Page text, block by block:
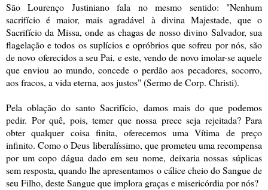
São Lourenço Justiniano fala no mesmo sentido: "Nenhum
sacrifício é maior, mais agradável à divina Majestade, que o
Sacrifício da Missa, onde as chagas de nosso divino Salvador, sua
flagelação e todos os suplícios e opróbrios que sofreu por nós, são
de novo oferecidos a seu Pai, e este, vendo de novo imolar-se aquele
que enviou ao mundo, concede o perdão aos pecadores, socorro,
aos fracos, a vida eterna, aos justos" (Sermo de Corp. Christi).
Pela oblação do santo Sacrifício, damos mais do que podemos
pedir. Por quê, pois, temer que nossa prece seja rejeitada? Para
obter qualquer coisa finita, oferecemos uma Vítima de preço
infinito. Como o Deus liberalíssimo, que prometeu uma recompensa
por um copo dágua dado em seu nome, deixaria nossas súplicas
sem resposta, quando lhe apresentamos o cálice cheio do Sangue de
seu Filho, deste Sangue que implora graças e misericórdia por nós?